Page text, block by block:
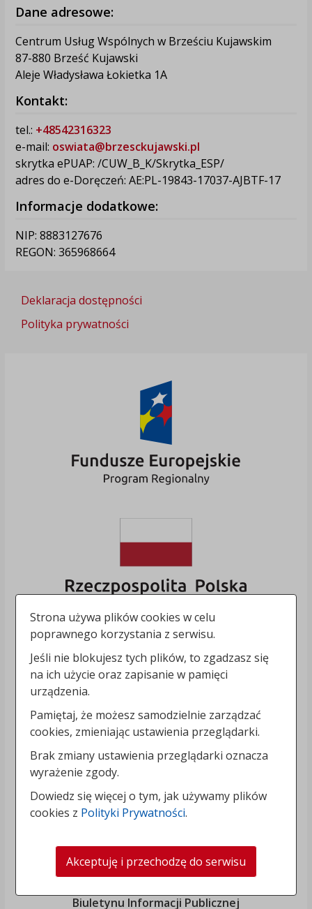
Dane adresowe:
Centrum Usług Wspólnych w Brześciu Kujawskim
87-880 Brześć Kujawski
Aleje Władysława Łokietka 1A
Kontakt:
tel.: +48542316323
e-mail: oswiata@brzesckujawski.pl
skrytka ePUAP: /CUW_B_K/Skrytka_ESP/
adres do e-Doręczeń: AE:PL-19843-17037-AJBTF-17
Informacje dodatkowe:
NIP: 8883127676
REGON: 365968664
Deklaracja dostępności
Polityka prywatności
Biuletynu Informacji Publicznej
Strona używa plików cookies w celu
poprawnego korzystania z serwisu.
Jeśli nie blokujesz tych plików, to zgadzasz się
na ich użycie oraz zapisanie w pamięci
urządzenia.
Pamiętaj, że możesz samodzielnie zarządzać
cookies, zmieniając ustawienia przeglądarki.
Brak zmiany ustawienia przeglądarki oznacza
wyrażenie zgody.
Dowiedz się więcej o tym, jak używamy plików
cookies z Polityki Prywatności.
Akceptuję i przechodzę do serwisu